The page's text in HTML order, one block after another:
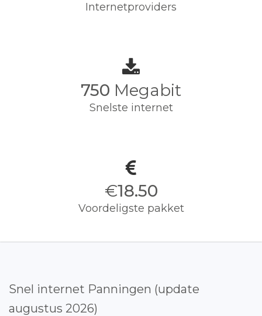
Internetproviders
750 Megabit
Snelste internet
€18.50
Voordeligste pakket
Snel internet Panningen (update
augustus 2026)